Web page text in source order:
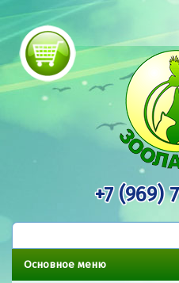
+7 (969)
Основное меню